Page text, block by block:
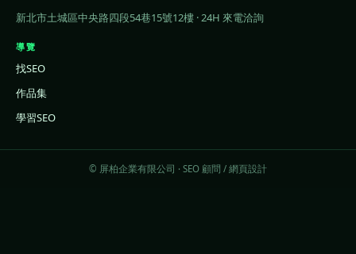
新北市土城區中央路四段54巷15號12樓 · 24H 來電洽詢
導覽
找SEO
作品集
學習SEO
© 屏柏企業有限公司 · SEO 顧問 / 網頁設計